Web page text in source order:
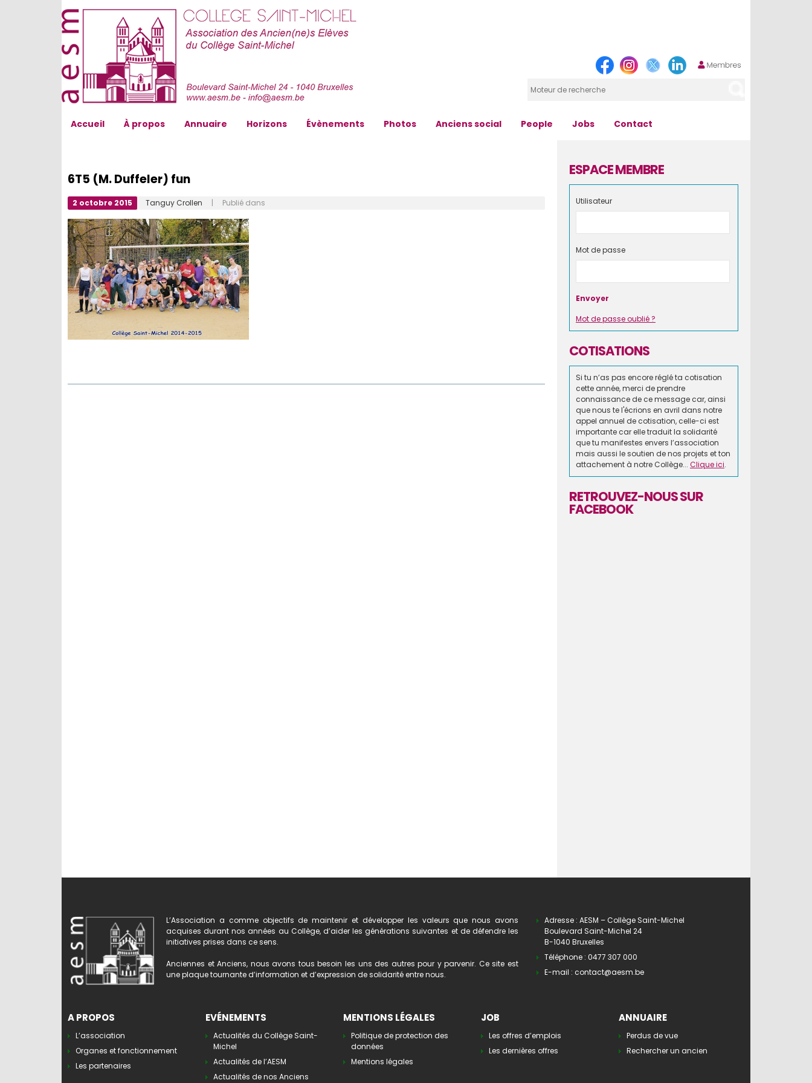
Accueil À propos Annuaire Horizons Évènements Photos Anciens social People Jobs Contact
6T5 (M. Duffeler) fun
2 octobre 2015 Tanguy Crollen | Publié dans
ESPACE MEMBRE
Utilisateur
Mot de passe
Mot de passe oublié ?
COTISATIONS
Si tu n’as pas encore réglé ta cotisation
cette année, merci de prendre
connaissance de ce message car, ainsi
que nous te l'écrions en avril dans notre
appel annuel de cotisation, celle-ci est
importante car elle traduit la solidarité
que tu manifestes envers l’association
mais aussi le soutien de nos projets et ton
attachement à notre Collège... Clique ici.
RETROUVEZ-NOUS SUR
FACEBOOK
L’Association a comme objectifs de maintenir et développer les valeurs que nous avons
acquises durant nos années au Collège, d’aider les générations suivantes et de défendre les
initiatives prises dans ce sens.
Anciennes et Anciens, nous avons tous besoin les uns des autres pour y parvenir. Ce site est
une plaque tournante d’information et d’expression de solidarité entre nous.
Adresse : AESM – Collège Saint-Michel
Boulevard Saint-Michel 24
B-1040 Bruxelles
Téléphone : 0477 307 000
E-mail : contact@aesm.be
A PROPOS
L’association
Organes et fonctionnement
Les partenaires
EVÉNEMENTS
Actualités du Collège Saint-
Michel
Actualités de l’AESM
Actualités de nos Anciens
MENTIONS LÉGALES
Politique de protection des
données
Mentions légales
JOB
Les offres d’emplois
Les dernières offres
ANNUAIRE
Perdus de vue
Rechercher un ancien